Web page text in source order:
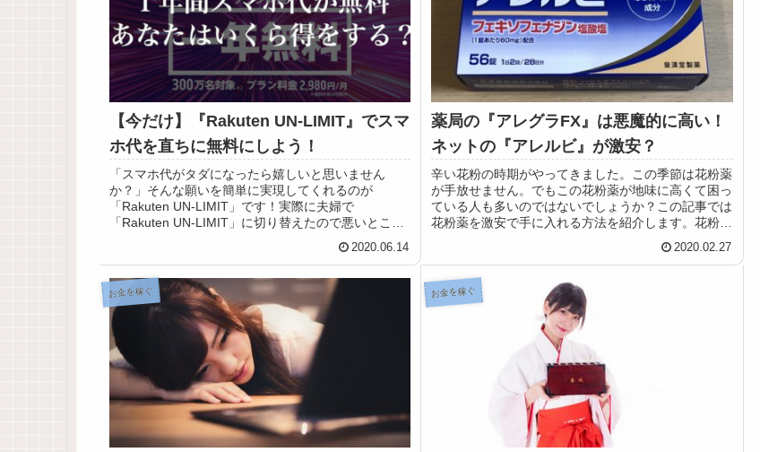
【今だけ】『Rakuten UN-LIMIT』でスマ
ホ代を直ちに無料にしよう！
「スマホ代がタダになったら嬉しいと思いません
か？」そんな願いを簡単に実現してくれるのが
「Rakuten UN-LIMIT」です！実際に夫婦で
「Rakuten UN-LIMIT」に切り替えたので悪いところ
2020.06.14
薬局の『アレグラFX』は悪魔的に高い！
ネットの『アレルビ』が激安？
辛い花粉の時期がやってきました。この季節は花粉薬
が手放せません。でもこの花粉薬が地味に高くて困っ
ている人も多いのではないでしょうか？この記事では
花粉薬を激安で手に入れる方法を紹介します。花粉は
2020.02.27
お金を稼ぐ お金を稼ぐ